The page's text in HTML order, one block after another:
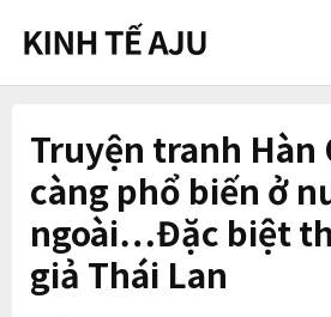
Truyện tranh Hàn
càng phổ biến ở
ngoài…Đặc biệt
giả Thái Lan